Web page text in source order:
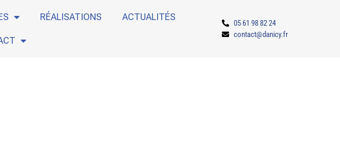
RÉALISATIONS ACTUALITÉS
05 61 98 82 24
contact@danicy.fr